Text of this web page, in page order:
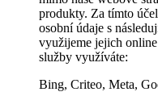
produkty. Za tímto
osobní údaje s
využijeme jejich
služby využíváte:
Bing, Criteo, Meta,